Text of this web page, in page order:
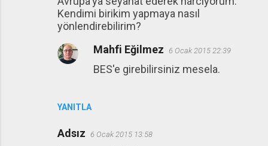
Kendimi birikim yapmaya nasıl
yönlendirebilirim?
YANITLA
Mahfi Eğilmez 6 Ocak 2015 22:39
BES'e girebilirsiniz mesela.
Adsız 6 Ocak 2015 13:58